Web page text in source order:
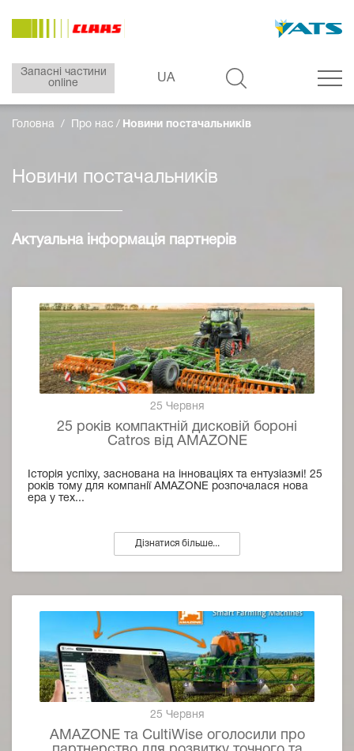
Запасні частини
online
UA
Головна Про нас Новини постачальників
Новини постачальників
Актуальна інформація партнерів
25 Червня
25 років компактній дисковій бороні
Catros від AMAZONE
Історія успіху, заснована на інноваціях та ентузіазмі! 25
років тому для компанії AMAZONE розпочалася нова
ера у тех...
Дізнатися більше...
25 Червня
AMAZONE та CultiWise оголосили про